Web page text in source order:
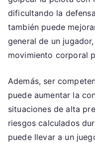
dificultando la
también puede
general de un
movimiento corporal
Además, ser
puede aumentar la
situaciones de alta
riesgos calculados
puede llevar a un